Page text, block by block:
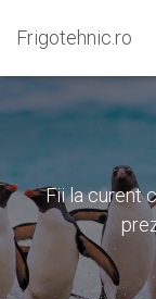
Frigotehnic.ro
Fii la curent